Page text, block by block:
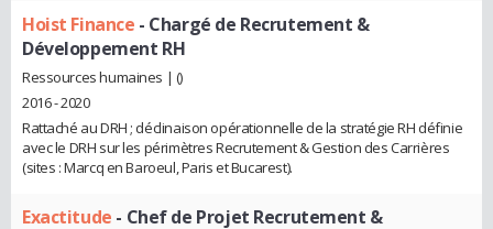
Hoist Finance - Chargé de Recrutement &
Développement RH
Ressources humaines | ()
2016 - 2020
Rattaché au DRH ; déclinaison opérationnelle de la stratégie RH définie
avec le DRH sur les périmètres Recrutement & Gestion des Carrières
(sites : Marcq en Baroeul, Paris et Bucarest).
Exactitude - Chef de Projet Recrutement &